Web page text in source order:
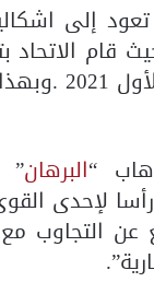
تعود إلى
قام
في 25
“البرهان”
لإحدى
عن التجاوب